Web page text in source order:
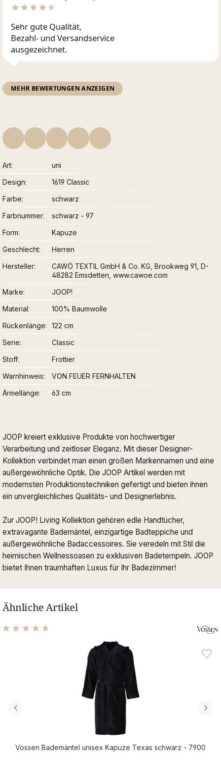
Sehr gute Qualität,
Bezahl- und Versandservice
ausgezeichnet.
MEHR BEWERTUNGEN ANZEIGEN
Art
uni
Design
1619 Classic
Farbe
schwarz
Farbnummer
schwarz - 97
Form
Kapuze
Geschlecht
Herren
Hersteller
CAWÖ TEXTIL GmbH & Co. KG, Brookweg 91, D-
48282 Emsdetten, www.cawoe.com
Marke
JOOP!
Material
100% Baumwolle
Rückenlänge
122 cm
Serie
Classic
Stoff
Frottier
Warnhinweis
VON FEUER FERNHALTEN
Ärmellänge
63 cm
JOOP kreiert exklusive Produkte von hochwertiger
Verarbeitung und zeitloser Eleganz. Mit dieser Designer-
Kollektion verbindet man einen großen Markennamen und eine
außergewöhnliche Optik. Die JOOP Artikel werden mit
modernsten Produktionstechniken gefertigt und bieten ihnen
ein unvergleichliches Qualitäts- und Designerlebnis.
Zur JOOP! Living Kollektion gehören edle Handtücher,
extravagante Bademäntel, einzigartige Badteppiche und
außergewöhnliche Badaccessoires. Sie veredeln mit Stil die
heimischen Wellnessoasen zu exklusiven Badetempeln. JOOP
bietet Ihnen traumhaften Luxus für Ihr Badezimmer!
Ähnliche Artikel
Durchschnittliche Bewertung von 4.63 von 5 Sternen
Vossen Bademäntel unisex Kapuze Texas schwarz - 7900